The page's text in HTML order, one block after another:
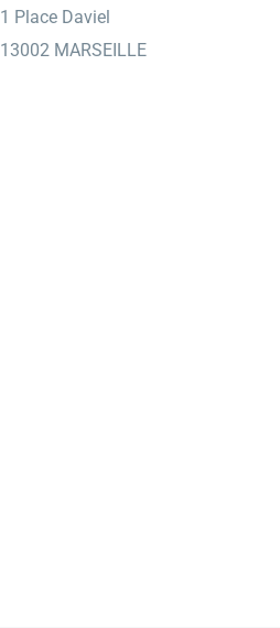
1 Place Daviel
13002 MARSEILLE